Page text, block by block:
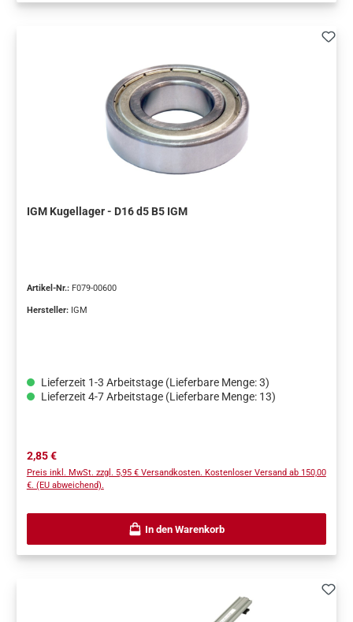
IGM Kugellager - D16 d5 B5 IGM
Artikel-Nr.: F079-00600
Hersteller: IGM
Lieferzeit 1-3 Arbeitstage (Lieferbare Menge: 3)
Lieferzeit 4-7 Arbeitstage (Lieferbare Menge: 13)
Regulärer Preis:
2,85 €
Preis inkl. MwSt. zzgl. 5,95 € Versandkosten. Kostenloser Versand ab 150,00
€. (EU abweichend).
In den Warenkorb